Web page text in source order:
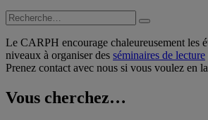
Recherche
pour :
Recherche
Le CARPH encourage chaleureusement les
niveaux à organiser des séminaires de lecture
Prenez contact avec nous si vous voulez en
Vous cherchez…